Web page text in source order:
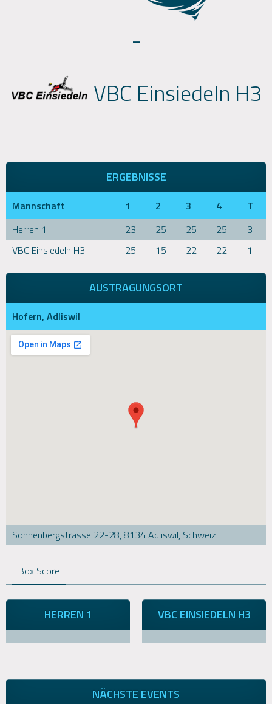
-
VBC Einsiedeln H3
ERGEBNISSE
Mannschaft 1 2 3 4
T
Herren 1
23 25 25 25
3
VBC Einsiedeln H3
25 15 22 22 1
AUSTRAGUNGSORT
Hofern, Adliswil
Sonnenbergstrasse 22-28, 8134 Adliswil, Schweiz
Box Score
HERREN 1 VBC EINSIEDELN H3
NÄCHSTE EVENTS